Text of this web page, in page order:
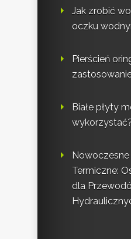
Jak zrobić
oczku
Pierścień
Białe płyty
Termiczne:
dla